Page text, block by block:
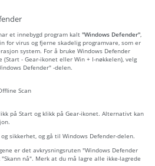
et innebygd program kalt "Windows Defender"
for virus og fjerne skadelig programvare, som er
system. For å bruke Windows Defender
- Gear-ikonet eller Win + I-nøkkelen), velg
Defender" -delen.
Scan
på Start og klikk på Gear-ikonet. Alternativt kan
sikkerhet, og gå til Windows Defender-delen.
er det avkrysningsruten "Windows Defender
nå". Merk at du må lagre alle ikke-lagrede